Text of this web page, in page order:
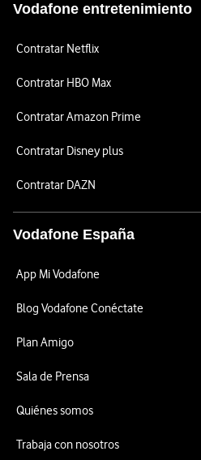
Vodafone entretenimiento
Contratar Netflix
Contratar HBO Max
Contratar Amazon Prime
Contratar Disney plus
Contratar DAZN
Vodafone España
App Mi Vodafone
Blog Vodafone Conéctate
Plan Amigo
Sala de Prensa
Quiénes somos
Trabaja con nosotros